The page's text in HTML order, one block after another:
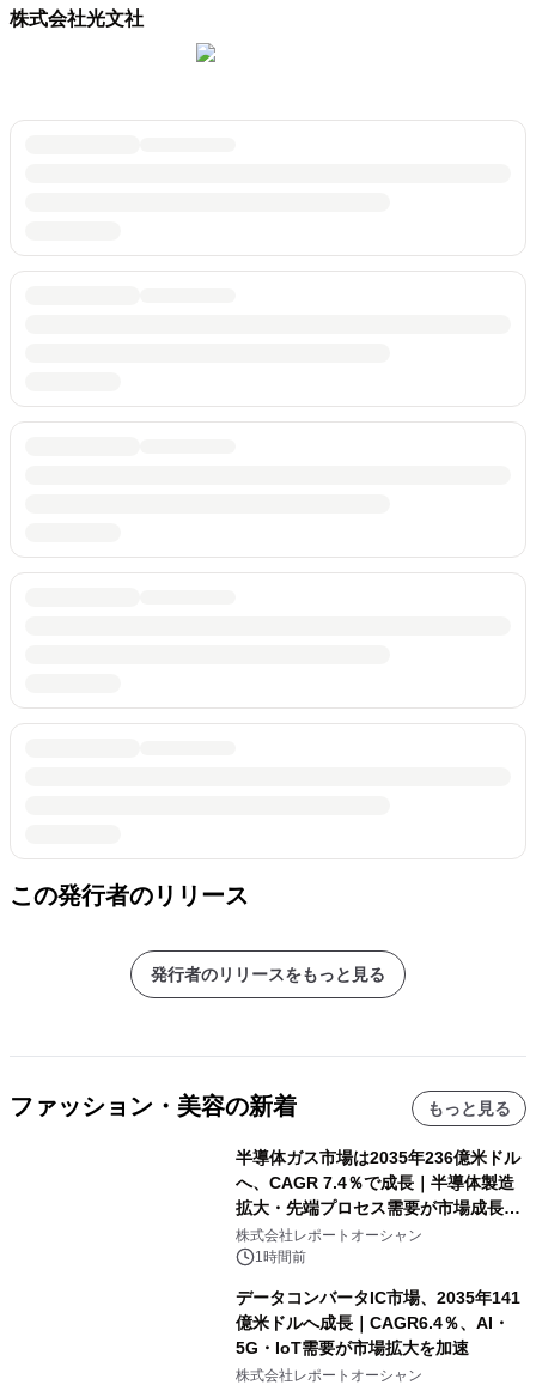
株式会社光文社
この発行者のリリース
発行者のリリースをもっと見る
ファッション・美容の新着 もっと見る
半導体ガス市場は2035年236億米ドル
へ、CAGR 7.4％で成長｜半導体製造
拡大・先端プロセス需要が市場成長を
加速
株式会社レポートオーシャン
1時間前
データコンバータIC市場、2035年141
億米ドルへ成長｜CAGR6.4％、AI・
5G・IoT需要が市場拡大を加速
株式会社レポートオーシャン